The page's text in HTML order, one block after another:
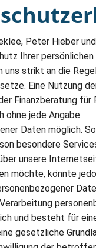
Peter Hieber
Ihrer
uns strikt an die
Eine Nutzung
Finanzberatung für
ohne jede Angabe
Daten möglich.
besondere
unsere
möchte, könnte
und besteht für
gesetzliche